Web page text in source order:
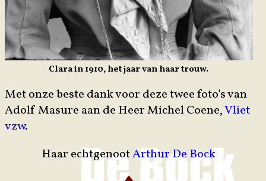
Clara in 1910, het jaar van haar trouw.
Met onze beste dank voor deze twee foto's van
Adolf Masure aan de Heer Michel Coene,Vliet
vzw.
Haar echtgenootArthur De Bock